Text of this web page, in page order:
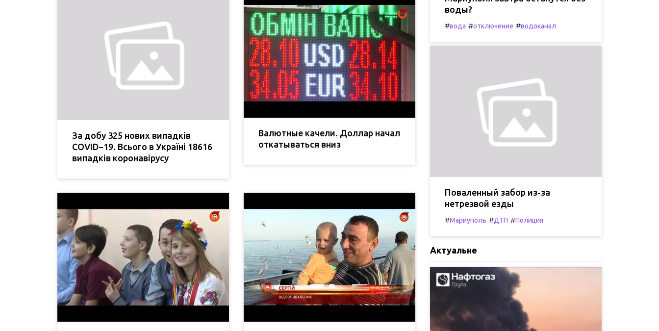
За добу 325 нових випадків
COVID−19. Всього в Україні 18616
випадків коронавірусу
Валютные качели. Доллар начал
откатываться вниз
воды?
#вода #отключение #водоканал
Поваленный забор из-за
нетрезвой езды
#Мариуполь #ДТП #Полиция
Актуальне